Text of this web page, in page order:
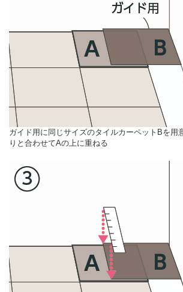
ガイド用に同じサイズのタイルカーペットBを用
りと合わせてAの上に重ねる